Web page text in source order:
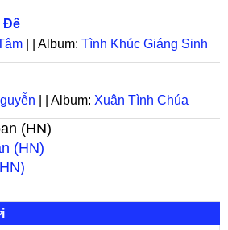
Đế
| | Album: Tình Khúc Giáng Sinh
| | Album: Xuân Tình Chúa
(HN)
(HN)